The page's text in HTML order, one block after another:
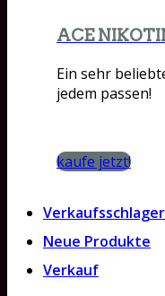
ACE
Ein sehr
jedem passen!
kaufe jetzt!
Verkaufsschlager
Neue Produkte
Verkauf